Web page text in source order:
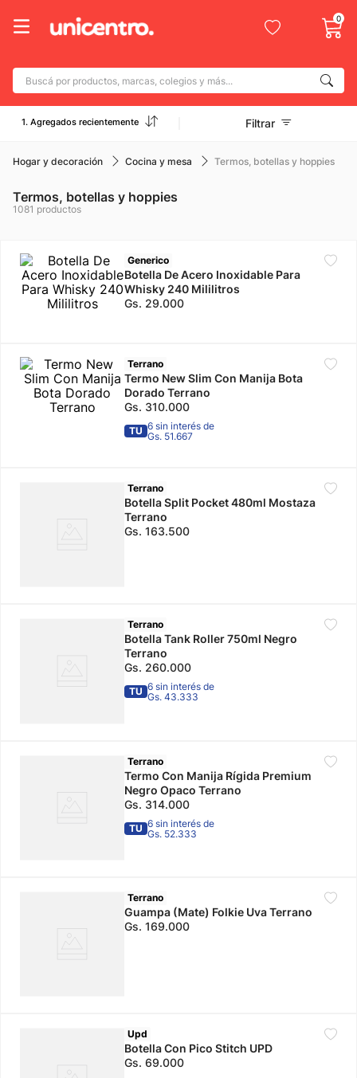
0
Buscá por productos, marcas, colegios y más...
Términos más buscados
1
2. champion
4. caterpillar
6. mochila
. nike
10. adidas mujer
1. Agregados recientemente Filtrar
Hogar y decoración Cocina y mesa Termos, botellas y hoppies
Termos, botellas y hoppies
1081 productos
Generico
Botella De Acero Inoxidable Para
Whisky 240 Mililitros
Gs. 29.000
Terrano
Termo New Slim Con Manija Bota
Dorado Terrano
Gs. 310.000
TU 6 sin interés de
Gs. 51.667
Terrano
Botella Split Pocket 480ml Mostaza
Terrano
Gs. 163.500
Terrano
Botella Tank Roller 750ml Negro
Terrano
Gs. 260.000
TU 6 sin interés de
Gs. 43.333
Terrano
Termo Con Manija Rígida Premium
Negro Opaco Terrano
Gs. 314.000
TU 6 sin interés de
Gs. 52.333
Terrano
Guampa (Mate) Folkie Uva Terrano
Gs. 169.000
Upd
Botella Con Pico Stitch UPD
Gs. 69.000